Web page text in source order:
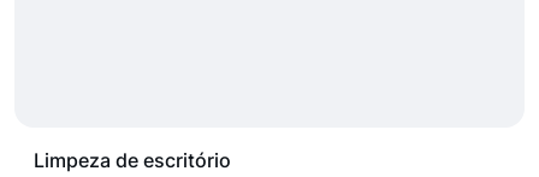
Limpeza de escritório